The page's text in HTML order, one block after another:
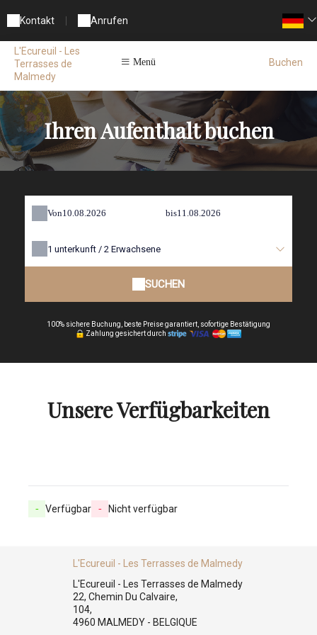
Kontakt Anrufen
L'Ecureuil - Les
Terrasses de
Malmedy
Menü Buchen
Ihren Aufenthalt buchen
Von bis
1 unterkunft / 2 Erwachsene
SUCHEN
100% sichere Buchung, beste Preise garantiert, sofortige Bestätigung
Zahlung gesichert durch
Unsere Verfügbarkeiten
- Verfügbar - Nicht verfügbar
L'Ecureuil - Les Terrasses de Malmedy
L'Ecureuil - Les Terrasses de Malmedy
22, Chemin Du Calvaire,
104,
4960 MALMEDY - BELGIQUE